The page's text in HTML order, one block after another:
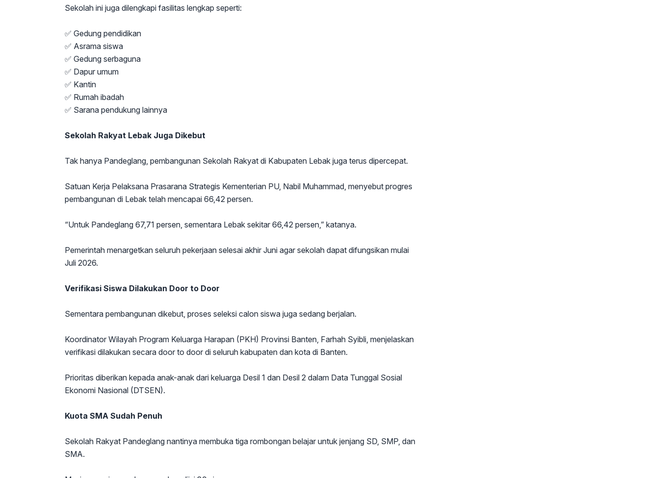
Sekolah ini juga dilengkapi fasilitas lengkap seperti:
✅ Gedung pendidikan
✅ Asrama siswa
✅ Gedung serbaguna
✅ Dapur umum
✅ Kantin
✅ Rumah ibadah
✅ Sarana pendukung lainnya
Sekolah Rakyat Lebak Juga Dikebut
Tak hanya Pandeglang, pembangunan Sekolah Rakyat di Kabupaten Lebak juga terus dipercepat.
Satuan Kerja Pelaksana Prasarana Strategis Kementerian PU, Nabil Muhammad, menyebut progres
pembangunan di Lebak telah mencapai 66,42 persen.
“Untuk Pandeglang 67,71 persen, sementara Lebak sekitar 66,42 persen,” katanya.
Pemerintah menargetkan seluruh pekerjaan selesai akhir Juni agar sekolah dapat difungsikan mulai
Juli 2026.
Verifikasi Siswa Dilakukan Door to Door
Sementara pembangunan dikebut, proses seleksi calon siswa juga sedang berjalan.
Koordinator Wilayah Program Keluarga Harapan (PKH) Provinsi Banten, Farhah Syibli, menjelaskan
verifikasi dilakukan secara door to door di seluruh kabupaten dan kota di Banten.
Prioritas diberikan kepada anak-anak dari keluarga Desil 1 dan Desil 2 dalam Data Tunggal Sosial
Ekonomi Nasional (DTSEN).
Kuota SMA Sudah Penuh
Sekolah Rakyat Pandeglang nantinya membuka tiga rombongan belajar untuk jenjang SD, SMP, dan
SMA.